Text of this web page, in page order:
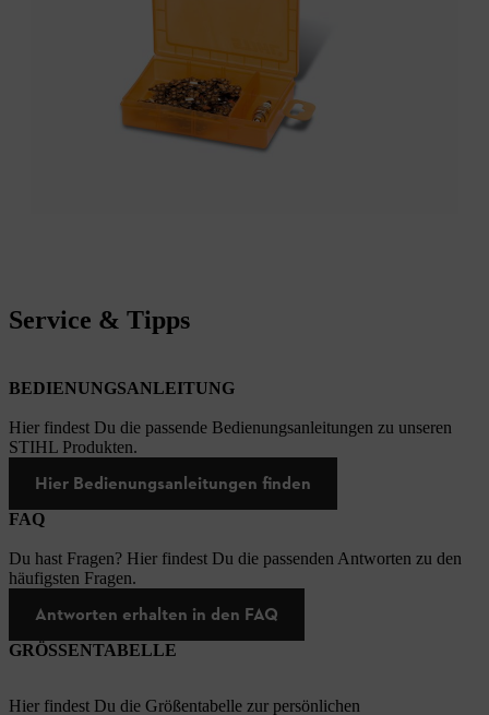
Service & Tipps
BEDIENUNGSANLEITUNG
Hier findest Du die passende Bedienungsanleitungen zu unseren
STIHL Produkten.
Hier Bedienungsanleitungen finden
FAQ
Du hast Fragen? Hier findest Du die passenden Antworten zu den
häufigsten Fragen.
Antworten erhalten in den FAQ
GRÖSSENTABELLE
Hier findest Du die Größentabelle zur persönlichen